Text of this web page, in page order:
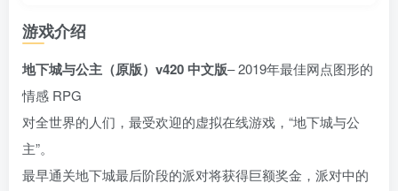
游戏介绍
地下城与公主（原版）v420 中文版– 2019年最佳网点图形的
情感 RPG
对全世界的人们，最受欢迎的虚拟在线游戏，“地下城与公
主”。
最早通关地下城最后阶段的派对将获得巨额奖金，派对中的